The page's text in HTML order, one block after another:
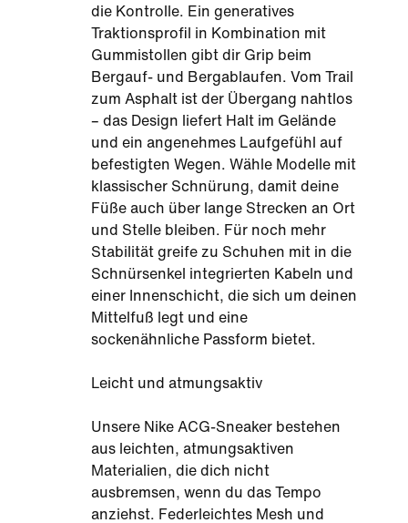
die Kontrolle. Ein generatives
Traktionsprofil in Kombination mit
Gummistollen gibt dir Grip beim
Bergauf- und Bergablaufen. Vom Trail
zum Asphalt ist der Übergang nahtlos
– das Design liefert Halt im Gelände
und ein angenehmes Laufgefühl auf
befestigten Wegen. Wähle Modelle mit
klassischer Schnürung, damit deine
Füße auch über lange Strecken an Ort
und Stelle bleiben. Für noch mehr
Stabilität greife zu Schuhen mit in die
Schnürsenkel integrierten Kabeln und
einer Innenschicht, die sich um deinen
Mittelfuß legt und eine
sockenähnliche Passform bietet.
Leicht und atmungsaktiv
Unsere Nike ACG-Sneaker bestehen
aus leichten, atmungsaktiven
Materialien, die dich nicht
ausbremsen, wenn du das Tempo
anziehst. Federleichtes Mesh und